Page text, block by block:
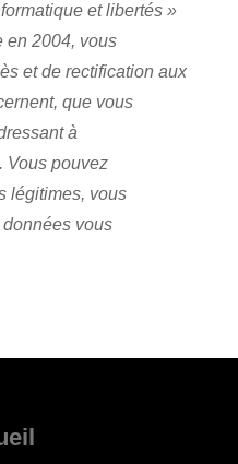
et libertés »
en 2004, vous
et de rectification aux
que vous
à
Vous pouvez
légitimes, vous
vous